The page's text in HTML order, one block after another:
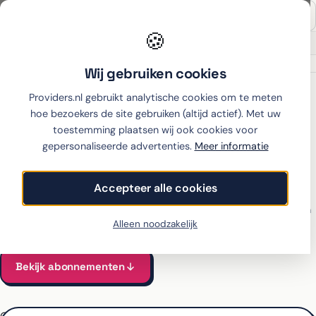
🍪
Wij gebruiken cookies
Providers.nl gebruikt analytische cookies om te meten
hoe bezoekers de site gebruiken (altijd actief). Met uw
toestemming plaatsen wij ook cookies voor
gepersonaliseerde advertenties. Meer informatie
Accepteer alle cookies
Alleen noodzakelijk
Thuiswinkel partner
iPhone 15 Plus›Vodafone
iPhone 15 Plus met
abonnement bij Vodafone
Alle Vodafone-abonnementen voor de iPhone 15 Plus vergeleken
Vanaf €44 per maand, all-in incl. toestel
Bekijk abonnementen